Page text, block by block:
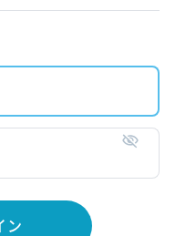
ン